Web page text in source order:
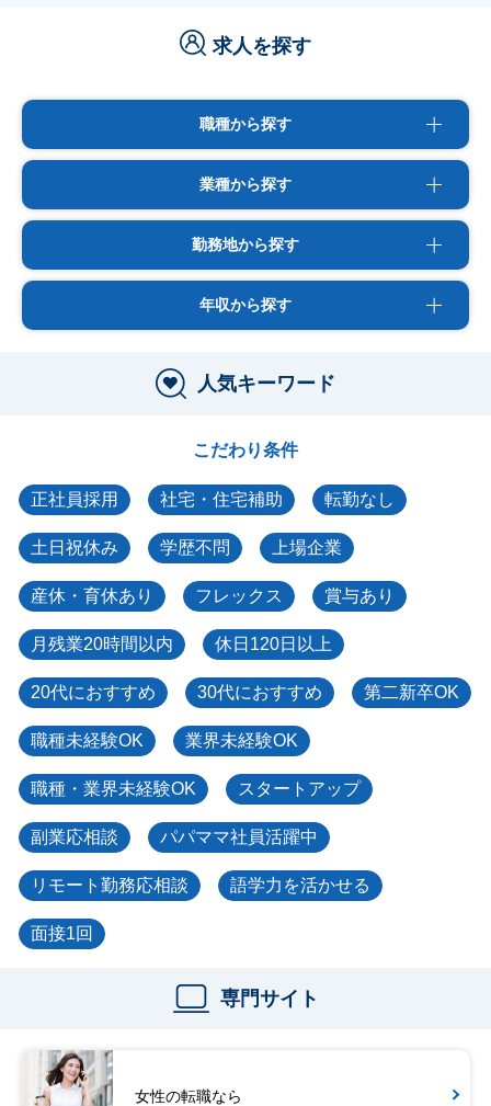
求人を探す
職種から探す
業種から探す
勤務地から探す
年収から探す
人気キーワード
こだわり条件
正社員採用 社宅・住宅補助 転勤なし
土日祝休み 学歴不問 上場企業
産休・育休あり フレックス 賞与あり
月残業20時間以内 休日120日以上
20代におすすめ 30代におすすめ 第二新卒OK
職種未経験OK 業界未経験OK
職種・業界未経験OK スタートアップ
副業応相談 パパママ社員活躍中
リモート勤務応相談 語学力を活かせる
面接1回
専門サイト
女性の転職なら